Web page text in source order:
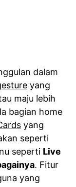
dalam
yang
maju lebih
bagian home
yang
seperti
seperti Live
. Fitur
yang